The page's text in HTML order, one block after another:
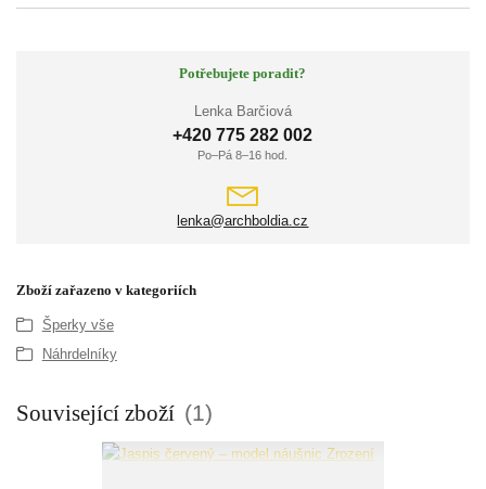
Potřebujete poradit?
Lenka Barčiová
+420 775 282 002
Po–Pá 8–16 hod.
lenka@archboldia.cz
Zboží zařazeno v kategoriích
Šperky vše
Náhrdelníky
Související zboží 1